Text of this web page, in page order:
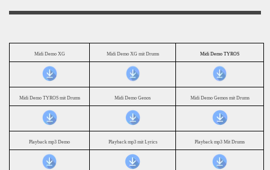
Midi Demo XG Midi Demo XG mit Drums Midi Demo TYROS
Midi Demo TYROS mit Drums Midi Demo Genos Midi Demo Gemos mit Drums
Playback mp3 Demo Playback mp3 mit Lyrics Playback mp3 Mit Drums